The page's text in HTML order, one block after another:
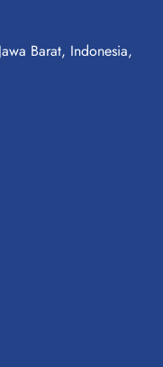
Barat, Indonesia,